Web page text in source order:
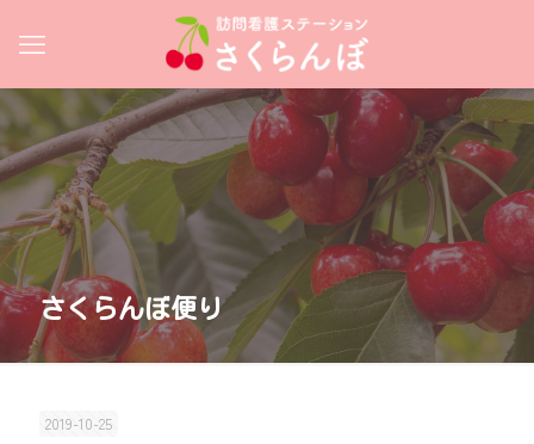
さくらんぼ便り
2019-10-25